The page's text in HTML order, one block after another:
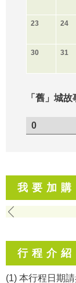
23 24
30 31
「舊」城
我 要 加 購
行 程 介 紹
(1) 本行程日期